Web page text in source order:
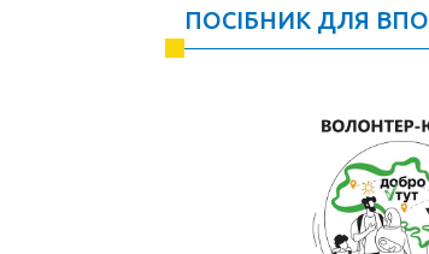
ПОСІБНИК ДЛЯ ВПО